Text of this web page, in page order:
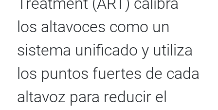
los altavoces como un
sistema unificado y utiliza
los puntos fuertes de cada
altavoz para reducir el